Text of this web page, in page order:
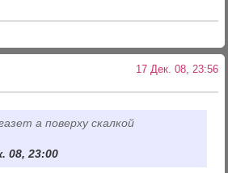
17 Дек. 08, 23:56
а поверху скалкой
08, 23:00